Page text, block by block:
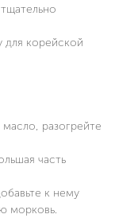
для корейской
разогрейте
часть
к нему
морковь.